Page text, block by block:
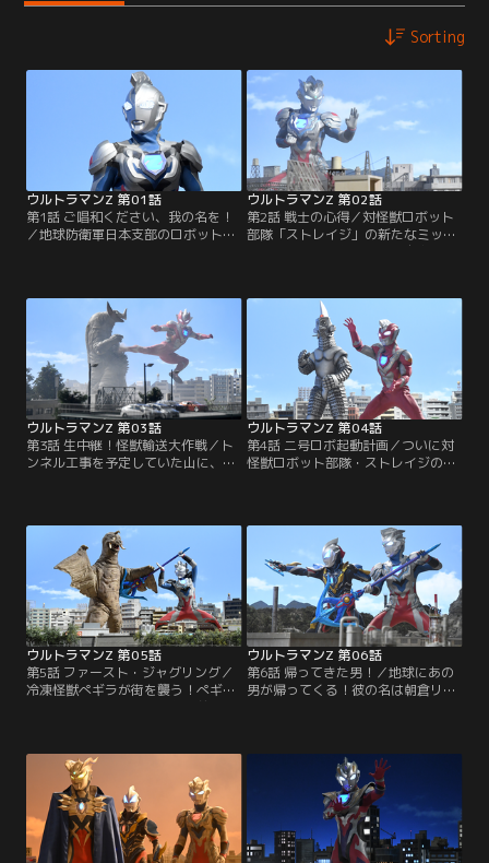
Sorting
ウルトラマンZ 第01話
第1話 ご唱和ください、我の名を！
／地球防衛軍日本支部のロボット部
新たなウルトラヒーローが舞い降り
る！その名はウルトラマンゼット。
ウルトラマンゼロの弟子を名乗る熱
血漢だ。凶暴宇宙鮫ゲネガーグの攻
撃の前に窮地に陥った彼らが一つに
なる時…。
ウルトラマンZ 第02話
第2話 戦士の心得／対怪獣ロボット
部隊「ストレイジ」の新たなミッシ
ョン。それは電気を餌にし自在に姿
み立ち向かうも、電気を奪われ苦戦
するハルキ。ストレイジはネロンガ
を倒すための新たなる作戦を立案す
る！果たしてハルキは、そしてウル
トラマンゼットは、この難敵を攻略
することができるのか！？
ウルトラマンZ 第03話
第3話 生中継！怪獣輸送大作戦／ト
ンネル工事を予定していた山に、生
ジの大作戦が開始される！しかし突
然ゴモラが目を覚まし、大パニック
に！超パワーで迫りくるゴモラに、
大苦戦するウルトラマンゼットだ
が、そこへ新たな力が思わぬ形で舞
い込んで……！？
ウルトラマンZ 第04話
第4話 二号ロボ起動計画／ついに対
怪獣ロボット部隊・ストレイジの新
い。そんな中、地底怪獣テレスドン
が地上で大暴れ！さらに謎の力でテ
レスドンがパワーアップしてしま
う！ストレイジ、そしてウルトラマ
ンゼットは果たしてこの危機を乗り
越えることができるのか！？
ウルトラマンZ 第05話
第5話 ファースト・ジャグリング／
冷凍怪獣ぺギラが街を襲う！ぺギラ
が吐き出すすさまじい冷気の前には
ンゼットは新たな武器「ゼットラン
スアロー」を携え立ち向かう！そ
う、それは太古より蘇りし伝説のア
イテム！戦いの行方は果たし
て……！？
ウルトラマンZ 第06話
第6話 帰ってきた男！／地球にあの
男が帰ってくる！彼の名は朝倉リク
い。かつてジードを苦しめたラスト
ジャッジメンター・ギルバリスもま
た地球へ飛来する！未曽有の危機に
立ち向かう我らが2大ヒーロー！そ
の勇姿を絶対に見逃すな！